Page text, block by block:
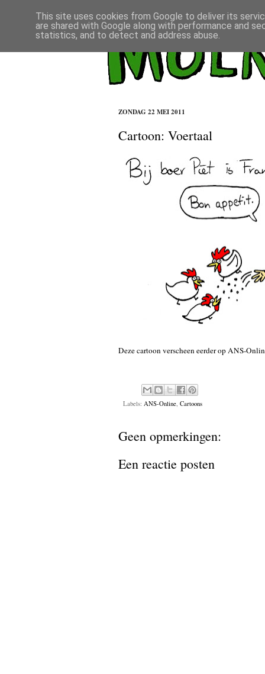
ZONDAG 22 MEI 2011
Cartoon: Voertaal
Deze cartoon verscheen eerder opANS-
Labels: ANS-Online, Cartoons
Geen opmerkingen:
Een reactie posten
This site uses cookies from Google to deliver its
are shared with Google along with performance and
statistics, and to detect and address abuse.